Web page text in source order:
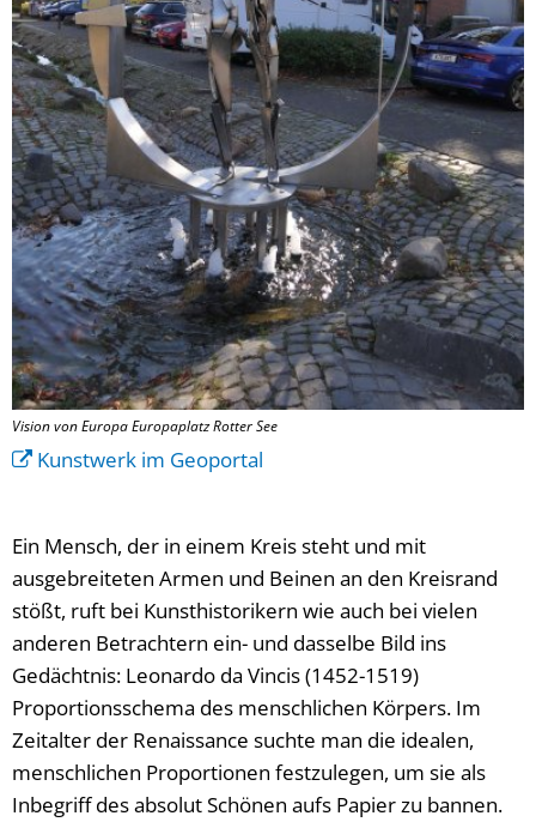
Vision von Europa Europaplatz Rotter See
Kunstwerk im Geoportal
Ein Mensch, der in einem Kreis steht und mit
ausgebreiteten Armen und Beinen an den Kreisrand
stößt, ruft bei Kunsthistorikern wie auch bei vielen
anderen Betrachtern ein- und dasselbe Bild ins
Gedächtnis: Leonardo da Vincis (1452-1519)
Proportionsschema des menschlichen Körpers. Im
Zeitalter der Renaissance suchte man die idealen,
menschlichen Proportionen festzulegen, um sie als
Inbegriff des absolut Schönen aufs Papier zu bannen.